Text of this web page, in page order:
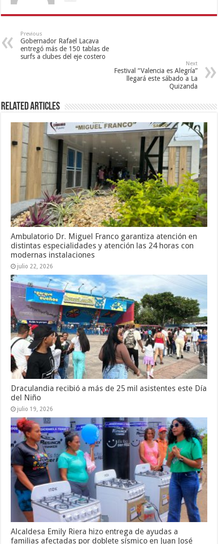
Previous
Gobernador Rafael Lacava
entregó más de 150 tablas de
surfs a clubes del eje costero
Next
Festival “Valencia es Alegría”
llegará este sábado a La
Quizanda
Related Articles
Ambulatorio Dr. Miguel Franco garantiza atención en
distintas especialidades y atención las 24 horas con
modernas instalaciones
julio 22, 2026
Draculandia recibió a más de 25 mil asistentes este Día
del Niño
julio 19, 2026
Alcaldesa Emily Riera hizo entrega de ayudas a
familias afectadas por doblete sísmico en Juan José